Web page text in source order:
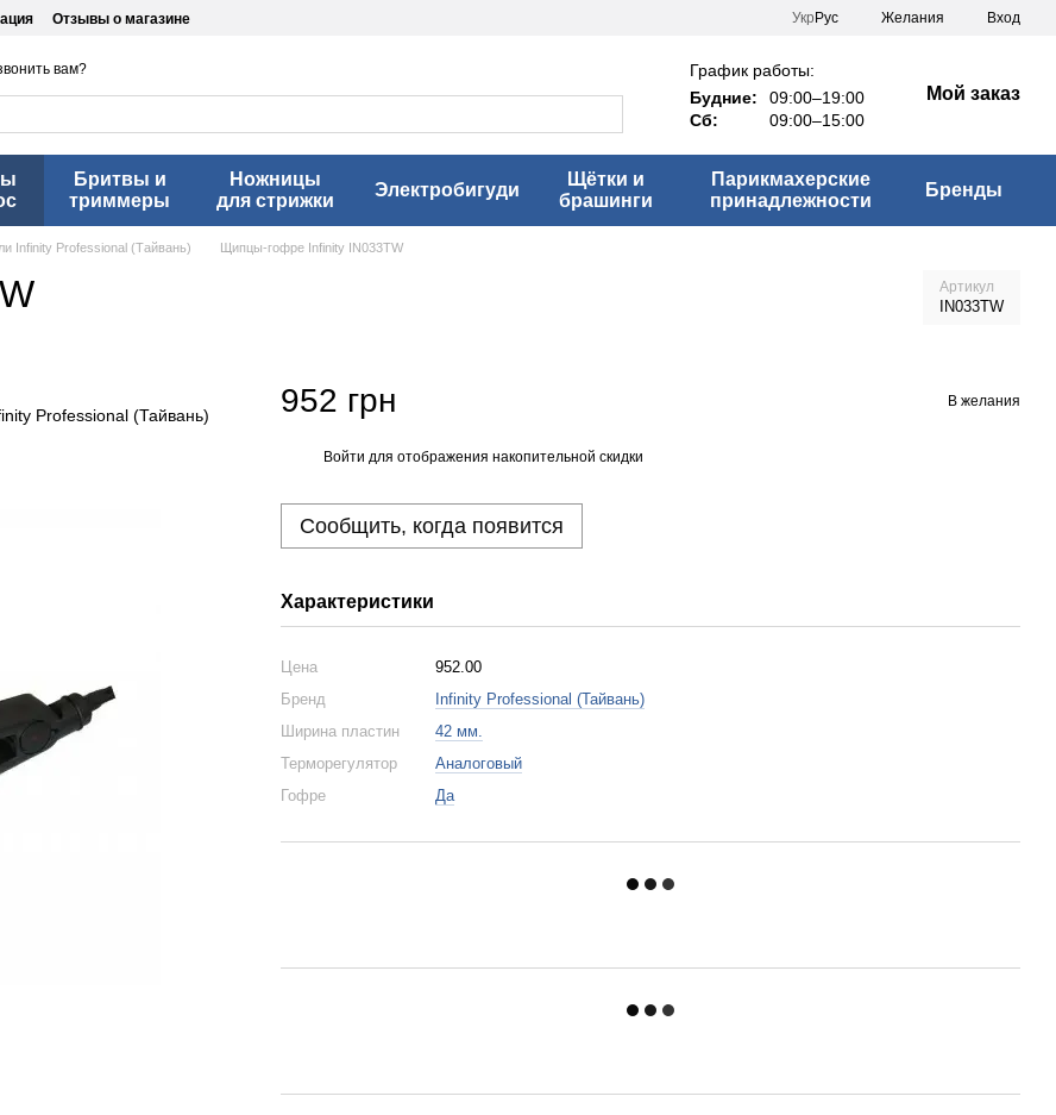
Отзывы о магазине Укр Рус Желания Вход
вам?
График работы:
Будние:
09:00–19:00
Сб:
09:00–15:00
Мой заказ
Бритвы и
триммеры
Ножницы
для стрижки
Электробигуди
Щётки и
брашинги
Парикмахерские
принадлежности
Бренды
Infinity Professional (Тайвань) Щипцы-гофре Infinity IN033TW
Артикул
IN033TW
952 грн В желания
Войти для отображения накопительной скидки
Сообщить, когда появится
Характеристики
Цена
952.00
Бренд
Infinity Professional (Тайвань)
Ширина пластин
42 мм.
Терморегулятор
Аналоговый
Гофре
Да